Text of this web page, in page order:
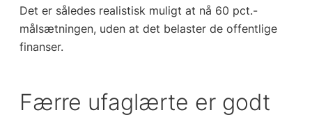
Det er således realistisk muligt at nå 60 pct.-
målsætningen, uden at det belaster de offentlige
finanser.
Færre ufaglærte er godt